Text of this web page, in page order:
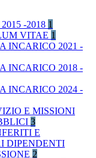
-2018 1
VITAE 1
INCARICO 2021 -
INCARICO 2018 -
INCARICO 2024 -
E MISSIONI
3
E
DIPENDENTI
2